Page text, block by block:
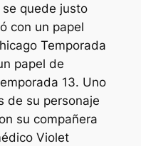
quede justo
con un papel
Temporada
papel de
13. Uno
de su personaje
su compañera
Violet